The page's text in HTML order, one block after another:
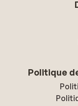
Politique